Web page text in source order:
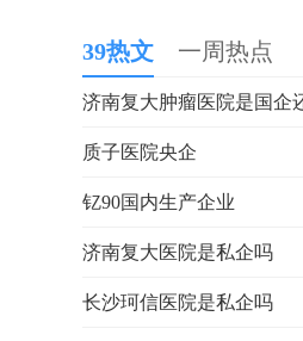
39热文 一周热点
济南复大肿瘤医院是国企
质子医院央企
钇90国内生产企业
济南复大医院是私企吗
长沙珂信医院是私企吗